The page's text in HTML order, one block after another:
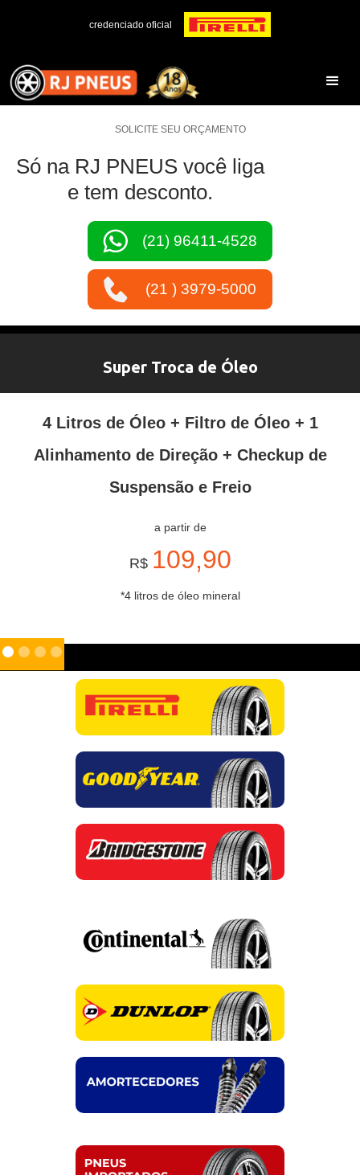
credenciado oficial
SOLICITE SEU ORÇAMENTO
Só na RJ PNEUS você liga
e tem desconto.
(21) 96411-4528
(21 ) 3979-5000
Super Troca de Óleo
4 Litros de Óleo + Filtro de Óleo + 1
Alinhamento de Direção + Checkup de
Suspensão e Freio
a partir de
R$ 109,90
*4 litros de óleo mineral